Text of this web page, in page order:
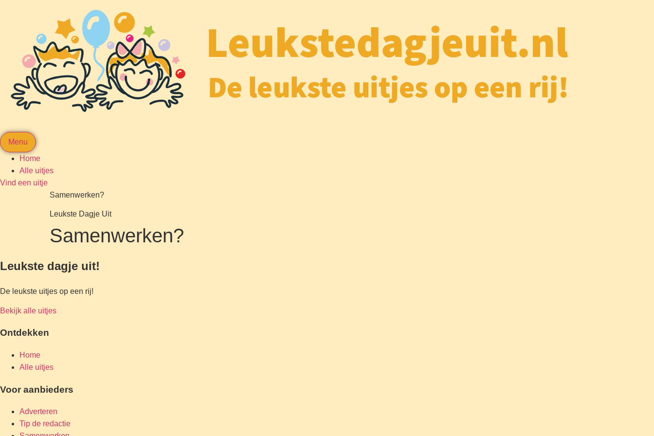
Menu
Home
Alle uitjes
Vind een uitje
Samenwerken?
Leukste Dagje Uit
Samenwerken?
Leukste dagje uit!
De leukste uitjes op een rij!
Bekijk alle uitjes
Ontdekken
Home
Alle uitjes
Voor aanbieders
Adverteren
Tip de redactie